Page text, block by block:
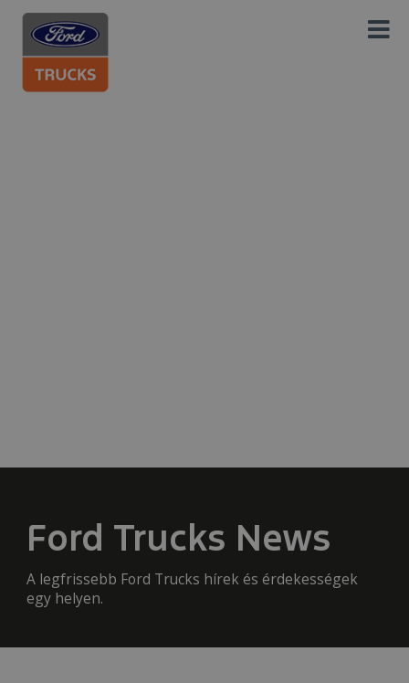
Ford Trucks News
A legfrissebb Ford Trucks hírek és érdekességek
egy helyen.